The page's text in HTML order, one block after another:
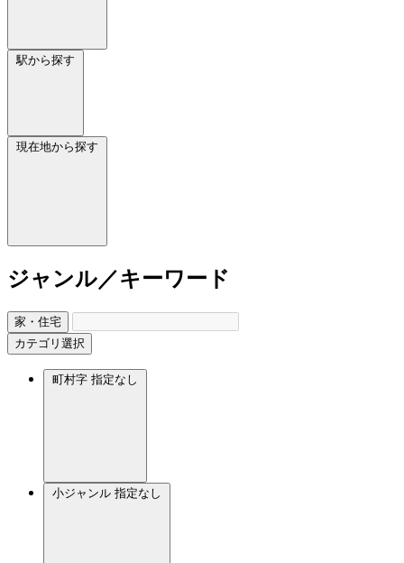
駅から探す
現在地から探す
ジャンル／キーワード
家・住宅
カテゴリ選択
町村字 指定なし
小ジャンル 指定なし